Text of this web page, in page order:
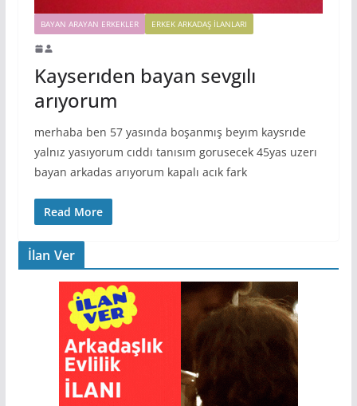
BAYAN ARAYAN ERKEKLER ERKEK ARKADAŞ ILANLARI
Kayserıden bayan sevgılı
arıyorum
merhaba ben 57 yasında boşanmış beyım kaysrıde
yalnız yasıyorum cıddı tanısım gorusecek 45yas uzerı
bayan arkadas arıyorum kapalı acık fark
Read More
İlan Ver